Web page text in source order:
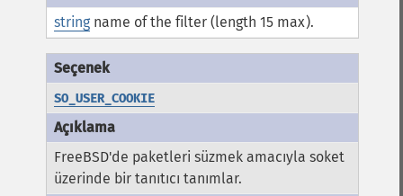
string name of the filter (length 15 max).
SO_USER_COOKIE
FreeBSD'de paketleri süzmek amacıyla soket
üzerinde bir tanıtıcı tanımlar.